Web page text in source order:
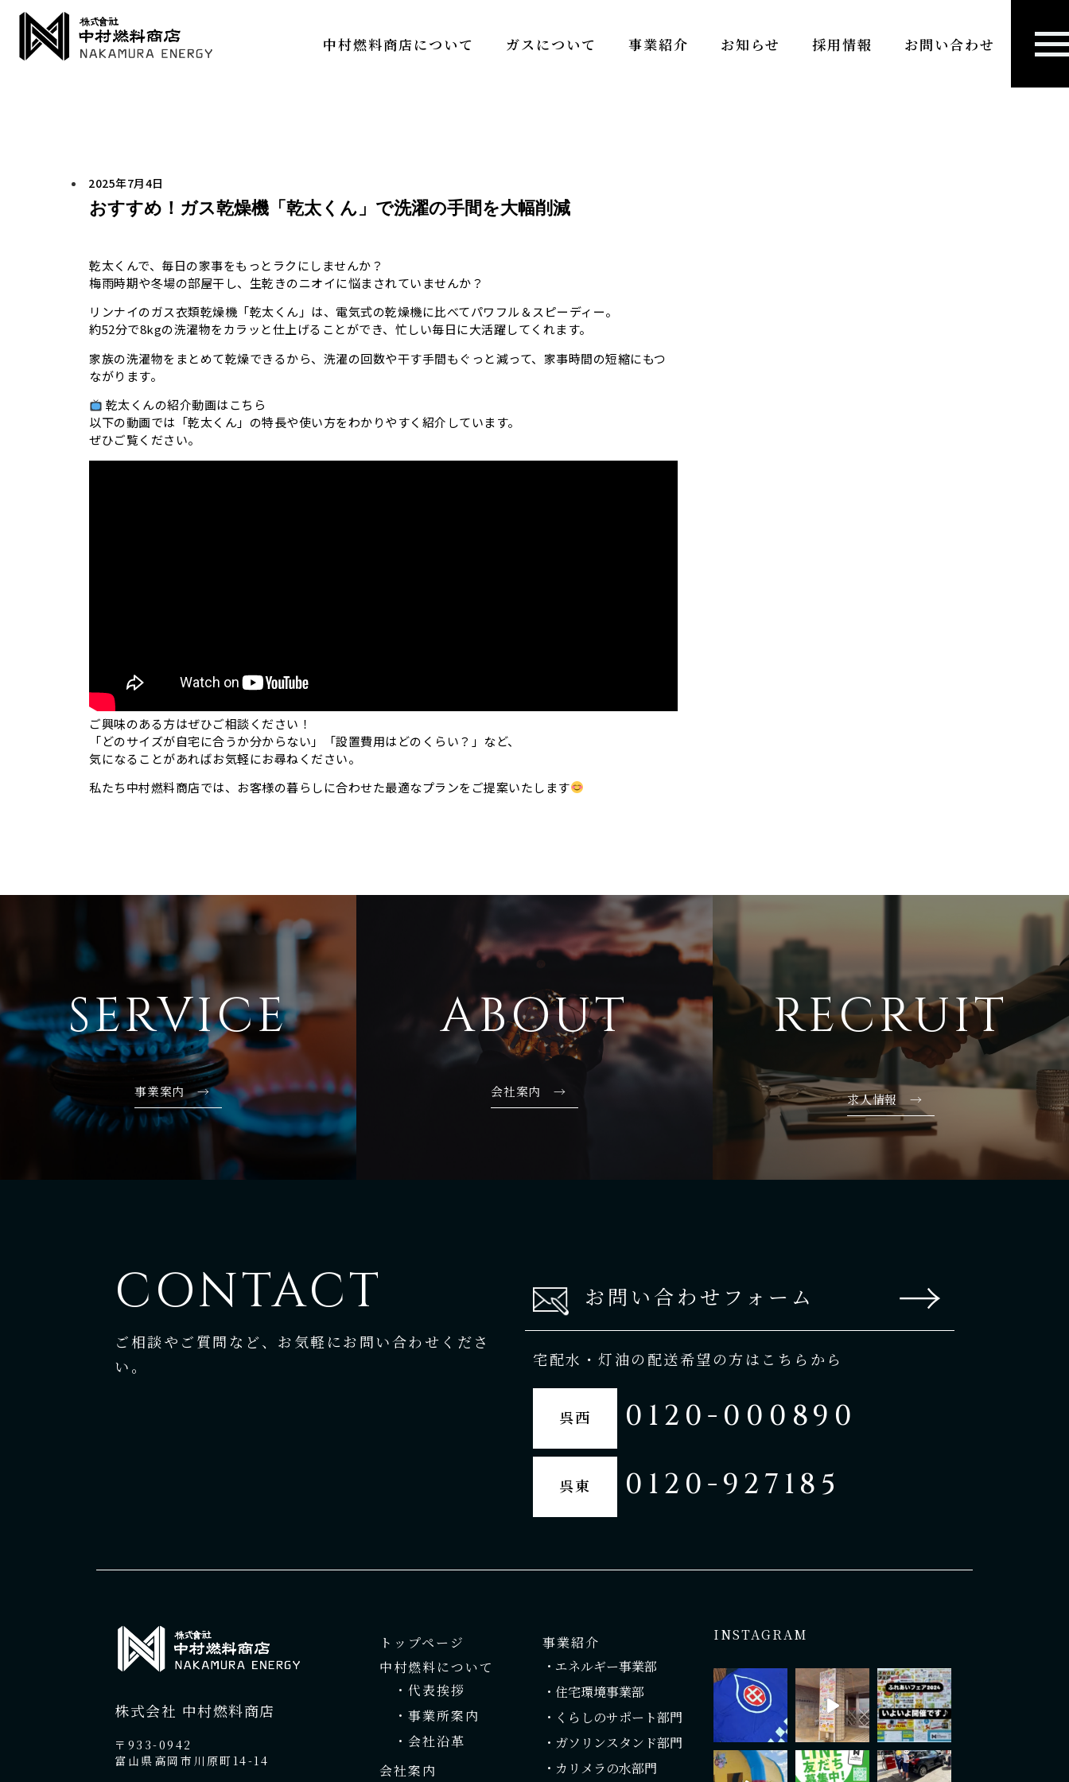
中村燃料商店について ガスについて 事業紹介 お知らせ 採用情報 お問い合わせ
2025年7月4日
おすすめ！ガス乾燥機「乾太くん」で洗濯の手間を大幅削減
乾太くんで、毎日の家事をもっとラクにしませんか？
梅雨時期や冬場の部屋干し、生乾きのニオイに悩まされていませんか？
リンナイのガス衣類乾燥機「乾太くん」は、電気式の乾燥機に比べてパワフル＆スピーディー。
約52分で8kgの洗濯物をカラッと仕上げることができ、忙しい毎日に大活躍してくれます。
家族の洗濯物をまとめて乾燥できるから、洗濯の回数や干す手間もぐっと減って、家事時間の短縮にもつ
ながります。
乾太くんの紹介動画はこちら
以下の動画では「乾太くん」の特長や使い方をわかりやすく紹介しています。
ぜひご覧ください。
ご興味のある方はぜひご相談ください！
「どのサイズが自宅に合うか分からない」「設置費用はどのくらい？」など、
気になることがあればお気軽にお尋ねください。
私たち中村燃料商店では、お客様の暮らしに合わせた最適なプランをご提案いたします
SERVICE
事業案内 →
ABOUT
会社案内 →
RECRUIT
求人情報 →
CONTACT
ご相談やご質問など、お気軽にお問い合わせくださ
い。
お問い合わせフォーム →
宅配水・灯油の配送希望の方はこちらから
呉西 0120-000890
呉東 0120-927185
株式会社 中村燃料商店
〒933-0942
富山県高岡市川原町14-14
トップページ
中村燃料について
・代表挨拶
・事業所案内
・会社沿革
会社案内
事業紹介
・エネルギー事業部
・住宅環境事業部
・くらしのサポート部門
・ガソリンスタンド部門
・カリメラの水部門
INSTAGRAM